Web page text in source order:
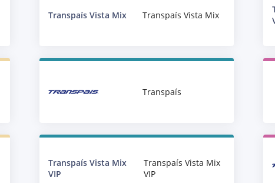
Transpaís Vista Mix Transpaís Vista Mix
Transpaís
Transpaís Vista Mix
VIP
Transpaís Vista Mix
VIP